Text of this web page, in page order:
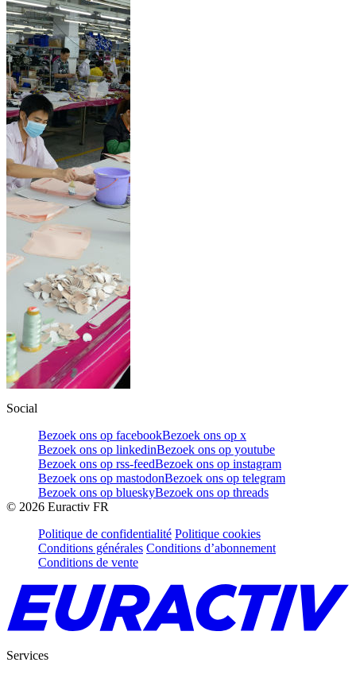
Social
Bezoek ons op facebookBezoek ons op x
Bezoek ons op linkedinBezoek ons op youtube
Bezoek ons op rss-feedBezoek ons op instagram
Bezoek ons op mastodonBezoek ons op telegram
Bezoek ons op blueskyBezoek ons op threads
© 2026 Euractiv FR
Politique de confidentialité Politique cookies
Conditions générales Conditions d’abonnement
Conditions de vente
Services